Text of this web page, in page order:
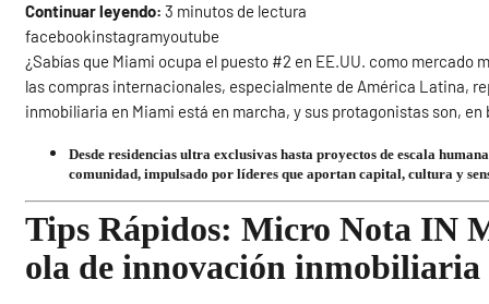
Continuar leyendo: 3 minutos de lectura
facebookinstagramyoutube
¿Sabías que Miami ocupa el puesto #2 en EE.UU. como mercado
las compras internacionales, especialmente de América Latina,
inmobiliaria en Miami está en marcha, y sus protagonistas son,
Desde residencias ultra exclusivas hasta proyectos de escala
comunidad, impulsado por líderes que aportan capital, cultura y
Tips Rápidos: Micro Nota IN
ola de innovación inmobiliaria